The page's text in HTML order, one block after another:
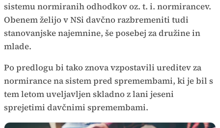
sistemu normiranih odhodkov oz. t. i. normirancev.
Obenem želijo v NSi davčno razbremeniti tudi
stanovanjske najemnine, še posebej za družine in
mlade.
Po predlogu bi tako znova vzpostavili ureditev za
normirance na sistem pred spremembami, ki je bil s
tem letom uveljavljen skladno z lani jeseni
sprejetimi davčnimi spremembami.